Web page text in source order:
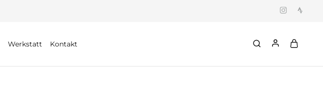
Werkstatt Kontakt